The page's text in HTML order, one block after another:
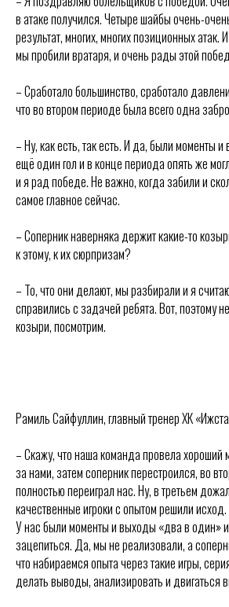
в атаке получился. Четыре шайбы очень-
результат, многих, многих позиционных атак.
мы пробили вратаря, и очень рады этой
– Сработало большинство, сработало
что во втором периоде была всего одна
– Ну, как есть, так есть. И да, были моменты
ещё один гол и в конце периода опять же
и я рад победе. Не важно, когда забили и
самое главное сейчас.
– Соперник наверняка держит какие-то
к этому, к их сюрпризам?
– То, что они делают, мы разбирали и я
справились с задачей ребята. Вот, поэтому
козыри, посмотрим.
Рамиль Сайфуллин, главный тренер ХК
– Скажу, что наша команда провела хороший
за нами, затем соперник перестроился, во
полностью переиграл нас. Ну, в третьем
качественные игроки с опытом решили исход.
У нас были моменты и выходы «два в один»
зацепиться. Да, мы не реализовали, а
что набираемся опыта через такие игры,
делать выводы, анализировать и двигаться
ХК« Ижсталь»
Спортивная школа
ВКонтакте
Сайт
НМХЛ
ВХЛ
КХЛ
НХЛ
Всё о хоккее
Медиа
Социальные
Видео
Магазин
Фан-зона
Акции для
болельщиков